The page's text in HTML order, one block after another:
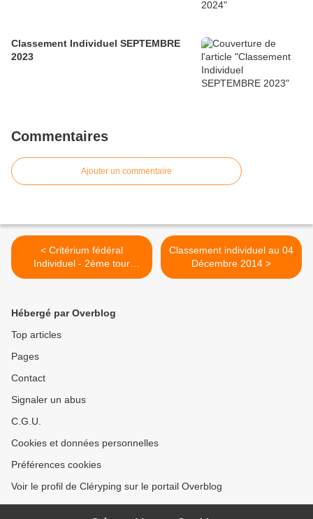
Classement Individuel SEPTEMBRE
2023
Commentaires
Ajouter un commentaire
< Critérium fédéral
Individuel - 2ème tour
2014/2015
Classement individuel au 04
Décembre 2014 >
Hébergé par Overblog
Top articles
Pages
Contact
Signaler un abus
C.G.U.
Cookies et données personnelles
Préférences cookies
Voir le profil de Cléryping sur le portail Overblog